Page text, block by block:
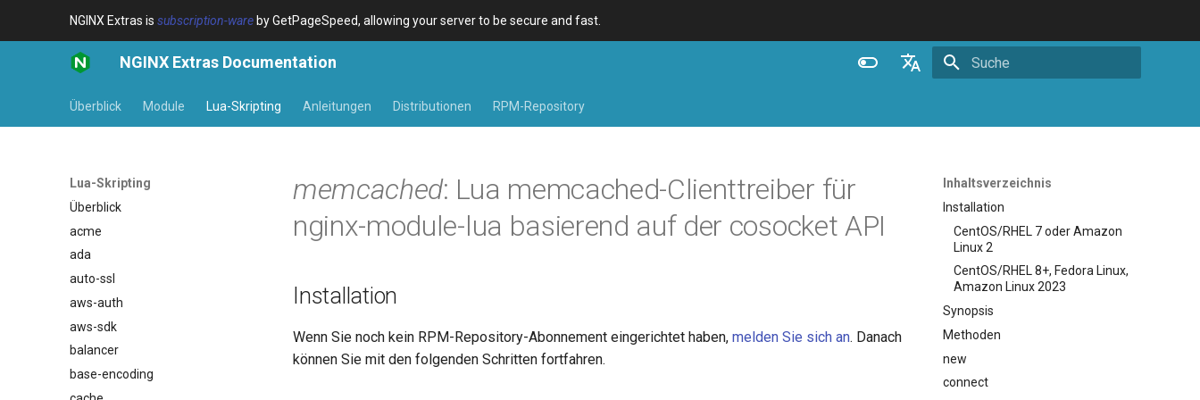
NGINX Extras is subscription-ware by GetPageSpeed, allowing your server to be secure and fast.
NGINX Extras Documentation
Deutsch
Français
Überblick Module Lua-Skripting Anleitungen Distributionen RPM-Repository
Lua-Skripting
Überblick
acme
ada
auto-ssl
aws-auth
aws-sdk
balancer
base-encoding
Inhaltsverzeichnis
Installation
CentOS/RHEL 7 oder Amazon
Linux 2
CentOS/RHEL 8+, Fedora Linux,
Amazon Linux 2023
Synopsis
Methoden
new
connect
memcached: Lua memcached-Clienttreiber für
nginx-module-lua basierend auf der cosocket API
Installation
Wenn Sie noch kein RPM-Repository-Abonnement eingerichtet haben, melden Sie sich an. Danach
können Sie mit den folgenden Schritten fortfahren.